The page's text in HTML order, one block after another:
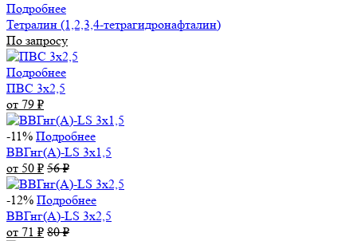
Подробнее
Тетралин (1,2,3,4-тетрагидронафталин)
По запросу
Подробнее
ПВС 3х2,5
от 79 ₽
-11% Подробнее
ВВГнг(А)-LS 3х1,5
от 50 ₽ 56₽
-12% Подробнее
ВВГнг(А)-LS 3х2,5
от 71 ₽ 80₽